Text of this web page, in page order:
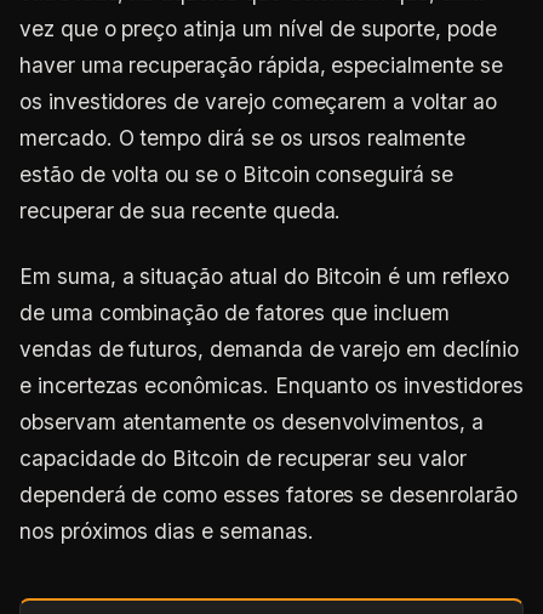
vez que o preço atinja um nível de suporte, pode
haver uma recuperação rápida, especialmente se
os investidores de varejo começarem a voltar ao
mercado. O tempo dirá se os ursos realmente
estão de volta ou se o Bitcoin conseguirá se
recuperar de sua recente queda.
Em suma, a situação atual do Bitcoin é um reflexo
de uma combinação de fatores que incluem
vendas de futuros, demanda de varejo em declínio
e incertezas econômicas. Enquanto os investidores
observam atentamente os desenvolvimentos, a
capacidade do Bitcoin de recuperar seu valor
dependerá de como esses fatores se desenrolarão
nos próximos dias e semanas.